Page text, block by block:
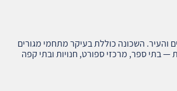
והעיר. השכונה כוללת בעיקר מתחמי מגורים
— בתי ספר, מרכזי ספורט, חנויות ובתי קפה